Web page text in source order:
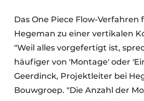
Das One Piece Flow-Verfahren
Hegeman zu einer vertikalen
"Weil alles vorgefertigt ist,
häufiger von 'Montage' oder
Geerdinck, Projektleiter bei
Bouwgroep. "Die Anzahl der